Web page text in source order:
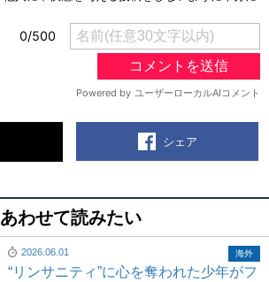
シェア
あわせて読みたい
2026.06.01
“リンサニティ”に心を奪われた少年がフ
海外